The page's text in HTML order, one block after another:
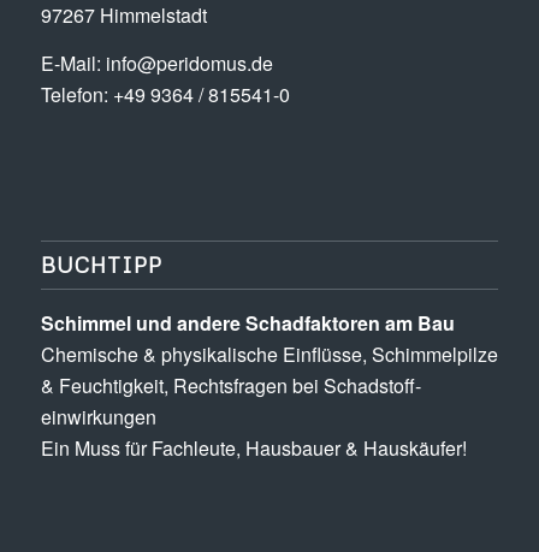
97267 Himmelstadt
E-Mail: info@peridomus.de
Telefon: +49 9364 / 815541-0
BUCHTIPP
Schimmel und andere Schad­­faktoren am Bau
Chemische & physikalische Einflüsse, Schimmel­pilze
& Feuchtigkeit, Rechts­fragen bei Schadstoff­
einwirkungen
Ein Muss für Fachleute, Hausbauer & Hauskäufer!